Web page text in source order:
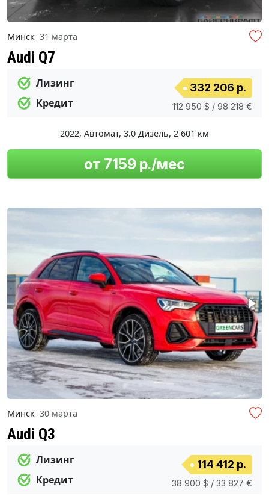
Минск 31 марта
Audi Q7
Лизинг
Кредит
332 206 р.
112 950 $ / 98 218 €
2022, Автомат, 3.0 Дизель, 2 601 км
от 7159 р./мес
Минск 30 марта
Audi Q3
Лизинг
Кредит
114 412 р.
38 900 $ / 33 827 €